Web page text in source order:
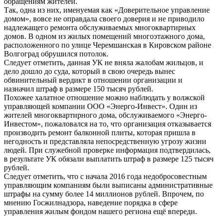
Так, одна из них, именуемая как «Доверительное управление
домом», вовсе не оправдала своего доверия и не приводило
надлежащего ремонта обслуживаемых многоквартирных
домов. В одном из жилых помещений многоэтажного дома,
расположенного по улице Черемшанская в Кировском районе
Волгоград обрушился потолок.
Следует отметить, данная УК не вняла жалобам жильцов, и
дело дошло до суда, который в свою очередь вынес
обвинительный вердикт в отношении организации и
назначил штраф в размере 150 тысяч рублей.
Похожее халатное отношение можно наблюдать у волжской
управляющей компании ООО «Энерго-Инвест». Один из
жителей многоквартирного дома, обслуживаемого «Энерго-
Инвестом», пожаловался на то, что организация отказывается
производить ремонт балконной плиты, которая пришла в
негодность и представляла непосредственную угрозу жизни
людей. При служебной проверке информация подтвердилась,
в результате УК обязали выплатить штраф в размере 125 тысяч
рублей.
Следует отметить, что с начала 2016 года недобросовестным
управляющим компаниям были выписаны административные
штрафы на сумму более 14 миллионов рублей. Впрочем, по
мнению Госжилнадзора, наведение порядка в сфере
управления жилым фондом нашего региона ещё впереди.